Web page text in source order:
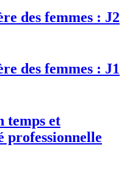
des femmes : J2
des femmes : J1
temps et
professionnelle